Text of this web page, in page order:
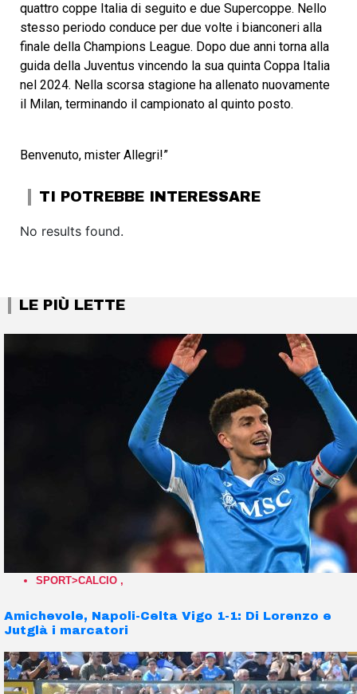
quattro coppe Italia di seguito e due Supercoppe. Nello
stesso periodo conduce per due volte i bianconeri alla
finale della Champions League. Dopo due anni torna alla
guida della Juventus vincendo la sua quinta Coppa Italia
nel 2024. Nella scorsa stagione ha allenato nuovamente
il Milan, terminando il campionato al quinto posto.
Benvenuto, mister Allegri!”
TI POTREBBE INTERESSARE
No results found.
LE PIÙ LETTE
SPORT>CALCIO ,
Amichevole, Napoli-Celta Vigo 1-1: Di Lorenzo e
Jutglà i marcatori